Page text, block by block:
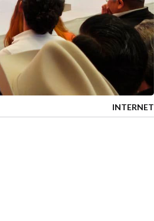
INTERNET